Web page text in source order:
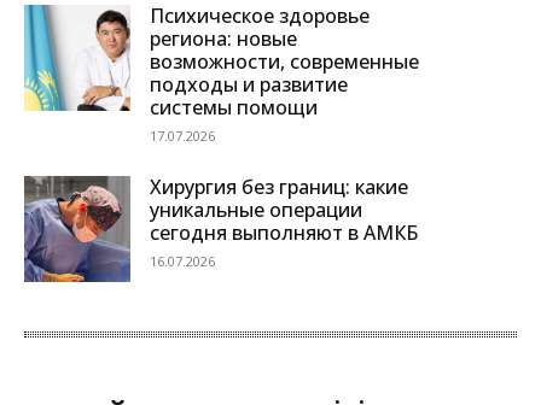
Психическое здоровье
региона: новые
возможности, современные
подходы и развитие
системы помощи
17.07.2026
Хирургия без границ: какие
уникальные операции
сегодня выполняют в АМКБ
16.07.2026